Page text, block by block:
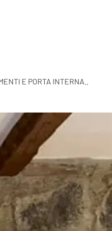
E PORTA INTERNA..